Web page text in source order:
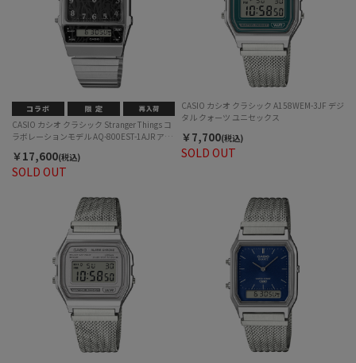
SOLD OUT
CASIO カシオ クラシック Stranger Things コ
ラボレーションモデル AQ-800EST-1AJR アナ
￥17,600(税込) SOLD OUT
CASIO カシオ クラシック A158WEM-3JF デジ
タル クォーツ ユニセックス
￥7,700(税込)